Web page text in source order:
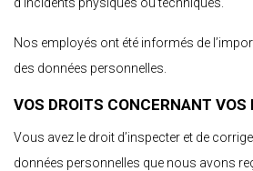
Nos employés ont été informés de
des données personnelles.
VOS DROITS CONCERNANT VOS
Vous avez le droit d’inspecter et de
données personnelles que nous avons